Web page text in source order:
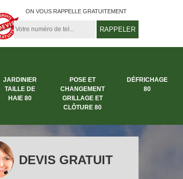
ON VOUS RAPPELLE GRATUITEMENT
JARDINIER
TAILLE DE
HAIE 80
POSE ET
CHANGEMENT
GRILLAGE ET
CLÔTURE 80
DÉFRICHAGE
80
DEVIS GRATUIT